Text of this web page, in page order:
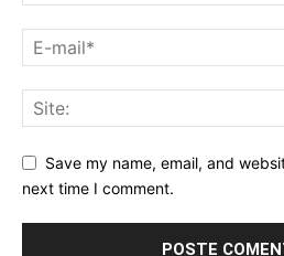
Save my name, email, and
next time I comment.